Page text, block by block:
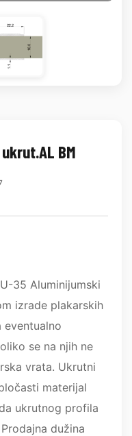
BM
35 Aluminijumski
izrade plakarskih
se na njih ne
vrata. Ukrutni
materijal
ukrutnog profila
dužina